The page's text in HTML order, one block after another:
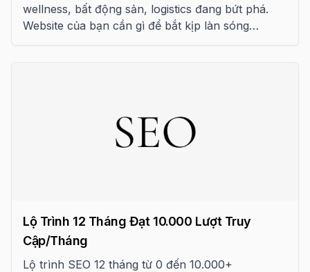
wellness, bất động sản, logistics đang bứt phá.
Website của bạn cần gì để bắt kịp làn sóng
Lộ Trình 12 Tháng Đạt 10.000 Lượt Truy
Cập/Tháng
Lộ trình SEO 12 tháng từ 0 đến 10.000+